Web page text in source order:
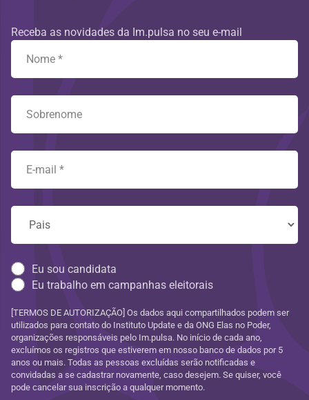
Receba as novidades da Im.pulsa no seu e-mail
Eu sou candidata
Eu trabalho em campanhas eleitorais
[TERMOS DE AUTORIZAÇÃO] Os dados aqui compartilhados podem ser
utilizados para contato do Instituto Update e da ONG Elas no Poder,
organizações responsáveis pelo Im.pulsa. No início de cada ano,
excluímos os registros que estiverem em nosso banco de dados por 5
anos ou mais. Todas as pessoas excluídas serão notificadas e
convidadas a se cadastrar novamente, caso desejem. Se quiser, você
pode cancelar sua inscrição a qualquer momento.